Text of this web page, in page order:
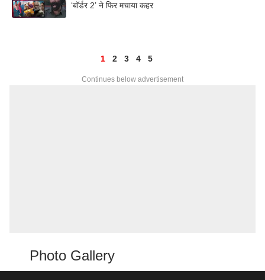
‘बॉर्डर 2’ ने फिर मचाया कहर
1 2 3 4 5
Continues below advertisement
Photo Gallery